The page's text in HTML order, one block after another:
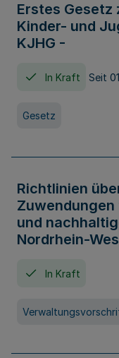
Erstes Gesetz
Kinder- und
KJHG -
In Kraft Seit
Gesetz
Richtlinien
und
Nordrhein-
In Kraft